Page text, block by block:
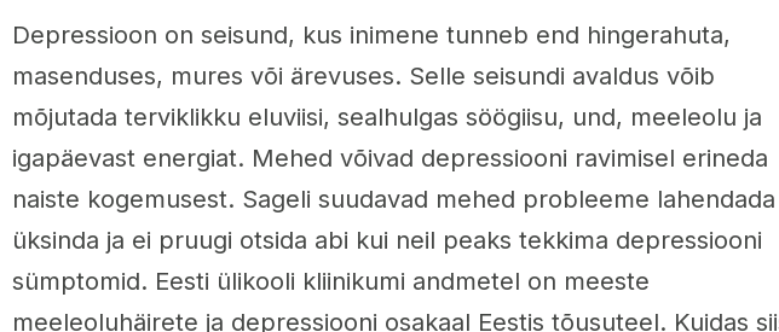
Depressioon on seisund, kus inimene tunneb end hingerahuta,
masenduses, mures või ärevuses. Selle seisundi avaldus võib
mõjutada terviklikku eluviisi, sealhulgas söögiisu, und, meeleolu ja
igapäevast energiat. Mehed võivad depressiooni ravimisel erineda
naiste kogemusest. Sageli suudavad mehed probleeme lahendada
üksinda ja ei pruugi otsida abi kui neil peaks tekkima depressiooni
sümptomid. Eesti ülikooli kliinikumi andmetel on meeste
meeleoluhäirete ja depressiooni osakaal Eestis tõusuteel. Kuidas